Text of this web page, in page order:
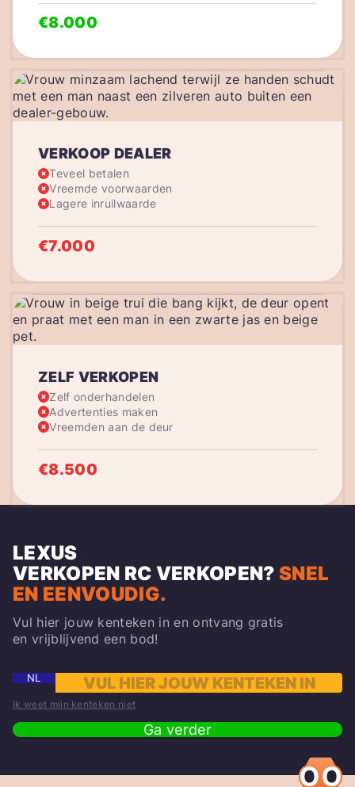
VERKOOP DEALER
Teveel betalen
Vreemde voorwaarden
Lagere inruilwaarde
€7.000
€8.000
ZELF VERKOPEN
Zelf onderhandelen
Advertenties maken
Vreemden aan de deur
€8.500
LEXUS
VERKOPEN RC VERKOPEN?SNEL
EN EENVOUDIG.
Vul hier jouw kenteken in en ontvang gratis
en vrijblijvend een bod!
NL
Ik weet mijn kenteken niet
Ga verder